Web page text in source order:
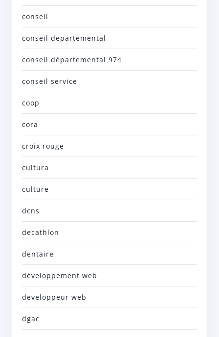
conseil
conseil departemental
conseil départemental 974
conseil service
coop
cora
croix rouge
cultura
culture
dcns
decathlon
dentaire
développement web
developpeur web
dgac